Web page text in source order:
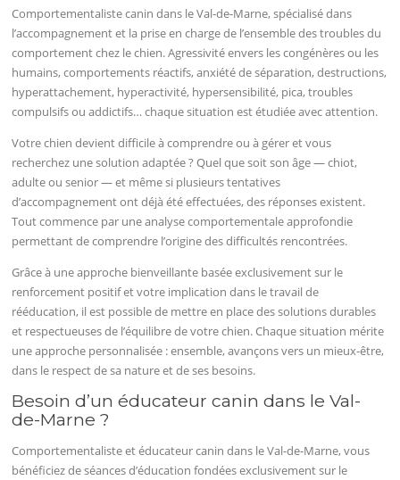
Comportementaliste canin dans le Val-de-Marne, spécialisé dans
l’accompagnement et la prise en charge de l’ensemble des troubles du
comportement chez le chien. Agressivité envers les congénères ou les
humains, comportements réactifs, anxiété de séparation, destructions,
hyperattachement, hyperactivité, hypersensibilité, pica, troubles
compulsifs ou addictifs… chaque situation est étudiée avec attention.
Votre chien devient difficile à comprendre ou à gérer et vous
recherchez une solution adaptée ? Quel que soit son âge — chiot,
adulte ou senior — et même si plusieurs tentatives
d’accompagnement ont déjà été effectuées, des réponses existent.
Tout commence par une analyse comportementale approfondie
permettant de comprendre l’origine des difficultés rencontrées.
Grâce à une approche bienveillante basée exclusivement sur le
renforcement positif et votre implication dans le travail de
rééducation, il est possible de mettre en place des solutions durables
et respectueuses de l’équilibre de votre chien. Chaque situation mérite
une approche personnalisée : ensemble, avançons vers un mieux-être,
dans le respect de sa nature et de ses besoins.
Besoin d’un éducateur canin dans le Val-
de-Marne ?
Comportementaliste et éducateur canin dans le Val-de-Marne, vous
bénéficiez de séances d’éducation fondées exclusivement sur le